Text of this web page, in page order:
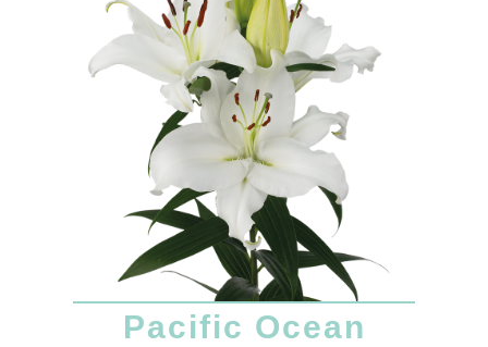
Pacific Ocean